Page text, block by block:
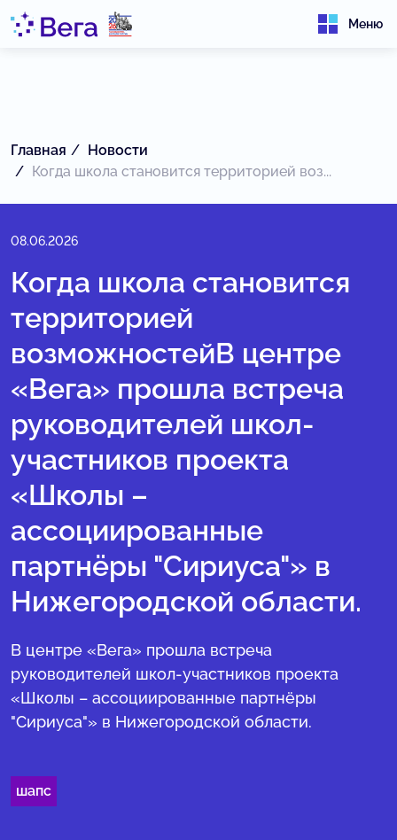
Меню
Главная
Новости
Когда школа становится территорией воз...
08.06.2026
Когда школа становится
территорией
возможностейВ центре
«Вега» прошла встреча
руководителей школ-
участников проекта
«Школы –
ассоциированные
партнёры "Сириуса"» в
Нижегородской области.
В центре «Вега» прошла встреча
руководителей школ-участников проекта
«Школы – ассоциированные партнёры
"Сириуса"» в Нижегородской области.
шапс